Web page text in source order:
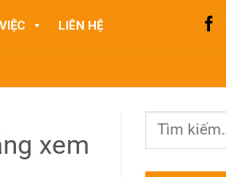
LIÊN HỆ
xem